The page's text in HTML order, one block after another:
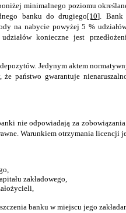
minimalnego poziomu
banku do drugiego[10]. Bank
na nabycie powyżej 5 %
konieczne jest
Jedynym aktem
państwo gwarantuje
nie odpowiadają za
Warunkiem otrzymania licencji
zakładowego,
banku w miejscu jego